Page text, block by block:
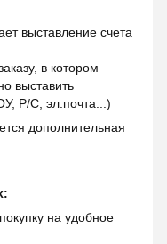
выставление счета
в котором
выставить
Р/С, эл.почта...)
дополнительная
на удобное